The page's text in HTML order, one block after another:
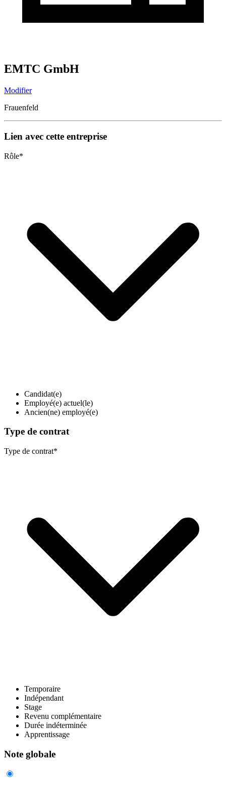
EMTC GmbH
Modifier
Frauenfeld
Lien avec cette entreprise
Rôle*
Candidat(e)
Employé(e) actuel(le)
Ancien(ne) employé(e)
Type de contrat
Type de contrat*
Temporaire
Indépendant
Stage
Revenu complémentaire
Durée indéterminée
Apprentissage
Note globale